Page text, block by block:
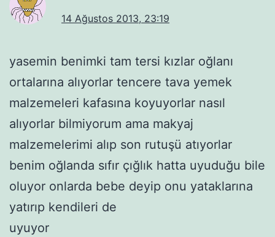
14 Ağustos 2013, 23:19
yasemin benimki tam tersi kızlar oğlanı
ortalarına alıyorlar tencere tava yemek
malzemeleri kafasına koyuyorlar nasıl
alıyorlar bilmiyorum ama makyaj
malzemelerimi alıp son rutuşü atıyorlar
benim oğlanda sıfır çığlık hatta uyuduğu bile
oluyor onlarda bebe deyip onu yataklarına
yatırıp kendileri de
uyuyor